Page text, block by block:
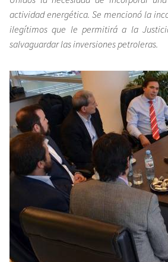
actividad energética. Se mencionó la
ilegítimos que le permitirá a la
salvaguardar las inversiones petroleras.